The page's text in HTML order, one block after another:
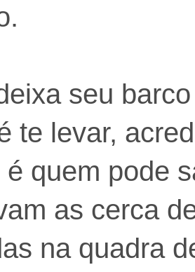
seu
te levar,
é quem pode
as cerca
na quadra